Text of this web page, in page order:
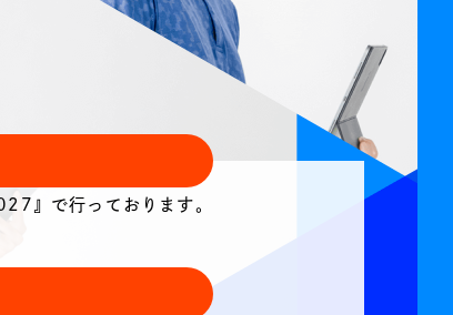
』で行っております。